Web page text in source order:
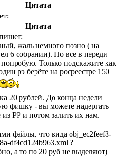
Цитата
Цитата
пишет:
жаль немного позно ( на
6 собраний). Но всё в переди
попробую. Только подскажите как
рэ берёте на росреестре 150
20 рублей. До конца недели
фишку - вы можете надергать
РР и потом залить их нам.
файлы, что вида obj_ec2feef8-
df4cd124b963.xml ?
а то по 20 руб не выделяют)